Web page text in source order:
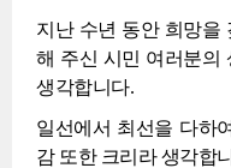
지난 수년 동안 희망을
해 주신 시민 여러분의
생각합니다.
일선에서 최선을 다하
감 또한 크리라 생각합